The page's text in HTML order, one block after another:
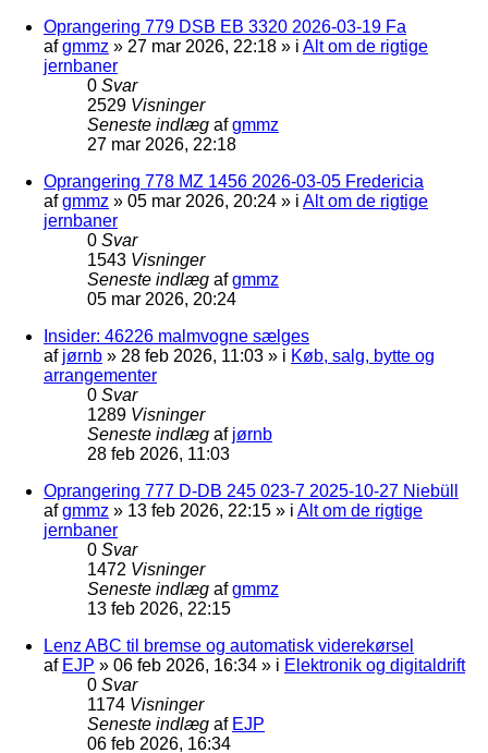
Oprangering 779 DSB EB 3320 2026-03-19 Fa
afgmmz » 27 mar 2026, 22:18 » i Alt om de rigtige
jernbaner
0 Svar
2529 Visninger
Seneste indlæg afgmmz
27 mar 2026, 22:18
Oprangering 778 MZ 1456 2026-03-05 Fredericia
afgmmz » 05 mar 2026, 20:24 » i Alt om de rigtige
jernbaner
0 Svar
1543 Visninger
Seneste indlæg afgmmz
05 mar 2026, 20:24
Insider: 46226 malmvogne sælges
af jørnb » 28 feb 2026, 11:03 » i Køb, salg, bytte og
arrangementer
0 Svar
1289 Visninger
Seneste indlæg af jørnb
28 feb 2026, 11:03
Oprangering 777 D-DB 245 023-7 2025-10-27 Niebüll
afgmmz » 13 feb 2026, 22:15 » i Alt om de rigtige
jernbaner
0 Svar
1472 Visninger
Seneste indlæg afgmmz
13 feb 2026, 22:15
Lenz ABC til bremse og automatisk viderekørsel
af EJP » 06 feb 2026, 16:34 » i Elektronik og digitaldrift
0 Svar
1174 Visninger
Seneste indlæg af EJP
06 feb 2026, 16:34